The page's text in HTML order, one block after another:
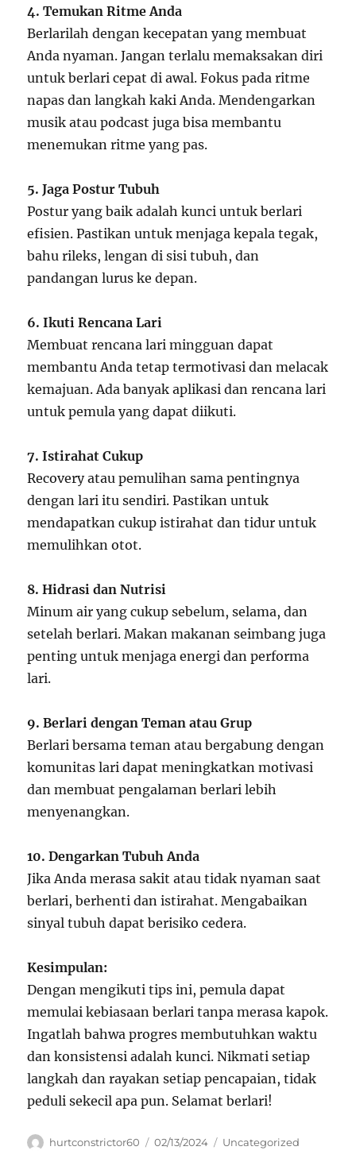
4. Temukan Ritme Anda
Berlarilah dengan kecepatan yang membuat
Anda nyaman. Jangan terlalu memaksakan diri
untuk berlari cepat di awal. Fokus pada ritme
napas dan langkah kaki Anda. Mendengarkan
musik atau podcast juga bisa membantu
menemukan ritme yang pas.
5. Jaga Postur Tubuh
Postur yang baik adalah kunci untuk berlari
efisien. Pastikan untuk menjaga kepala tegak,
bahu rileks, lengan di sisi tubuh, dan
pandangan lurus ke depan.
6. Ikuti Rencana Lari
Membuat rencana lari mingguan dapat
membantu Anda tetap termotivasi dan melacak
kemajuan. Ada banyak aplikasi dan rencana lari
untuk pemula yang dapat diikuti.
7. Istirahat Cukup
Recovery atau pemulihan sama pentingnya
dengan lari itu sendiri. Pastikan untuk
mendapatkan cukup istirahat dan tidur untuk
memulihkan otot.
8. Hidrasi dan Nutrisi
Minum air yang cukup sebelum, selama, dan
setelah berlari. Makan makanan seimbang juga
penting untuk menjaga energi dan performa
lari.
9. Berlari dengan Teman atau Grup
Berlari bersama teman atau bergabung dengan
komunitas lari dapat meningkatkan motivasi
dan membuat pengalaman berlari lebih
menyenangkan.
10. Dengarkan Tubuh Anda
Jika Anda merasa sakit atau tidak nyaman saat
berlari, berhenti dan istirahat. Mengabaikan
sinyal tubuh dapat berisiko cedera.
Kesimpulan:
Dengan mengikuti tips ini, pemula dapat
memulai kebiasaan berlari tanpa merasa kapok.
Ingatlah bahwa progres membutuhkan waktu
dan konsistensi adalah kunci. Nikmati setiap
langkah dan rayakan setiap pencapaian, tidak
peduli sekecil apa pun. Selamat berlari!
Author
hurtconstrictor60
Posted
02/13/2024 Categories
Uncategorized